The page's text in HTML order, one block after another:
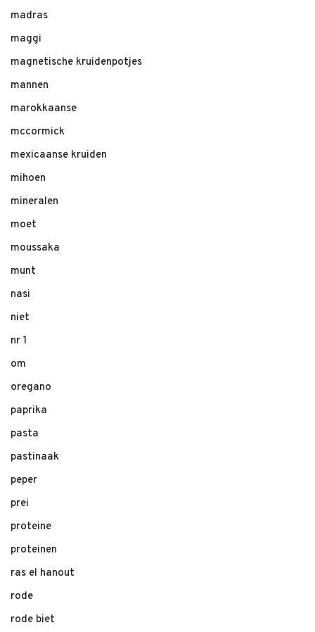
madras
maggi
magnetische kruidenpotjes
mannen
marokkaanse
mccormick
mexicaanse kruiden
mihoen
mineralen
moet
moussaka
munt
nasi
niet
nr 1
om
oregano
paprika
pasta
pastinaak
peper
prei
proteine
proteinen
ras el hanout
rode
rode biet